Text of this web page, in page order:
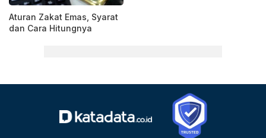
Aturan Zakat Emas, Syarat
dan Cara Hitungnya